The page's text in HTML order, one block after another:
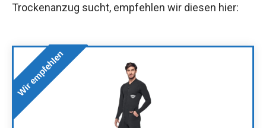
Trockenanzug sucht, empfehlen wir diesen hier:
Wir empfehlen